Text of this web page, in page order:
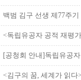
백범 김구 선생 제77주
<독립유공자 공적 재평
[공청회 안내]독립유공
<김구의 꿈, 세계가 읽